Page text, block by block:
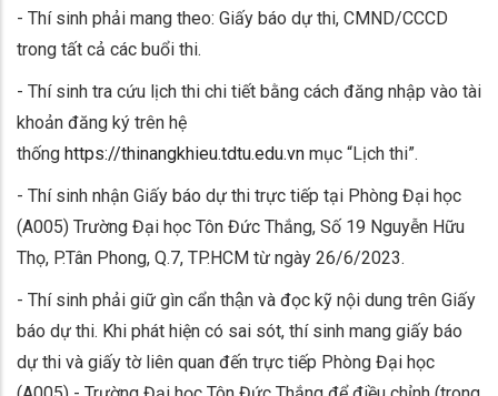
- Thí sinh phải mang theo: Giấy báo dự thi, CMND/CCCD
trong tất cả các buổi thi.
- Thí sinh tra cứu lịch thi chi tiết bằng cách đăng nhập vào tài
khoản đăng ký trên hệ
thống https://thinangkhieu.tdtu.edu.vn mục “Lịch thi”.
- Thí sinh nhận Giấy báo dự thi trực tiếp tại Phòng Đại học
(A005) Trường Đại học Tôn Đức Thắng, Số 19 Nguyễn Hữu
Thọ, P.Tân Phong, Q.7, TP.HCM từ ngày 26/6/2023.
- Thí sinh phải giữ gìn cẩn thận và đọc kỹ nội dung trên Giấy
báo dự thi. Khi phát hiện có sai sót, thí sinh mang giấy báo
dự thi và giấy tờ liên quan đến trực tiếp Phòng Đại học